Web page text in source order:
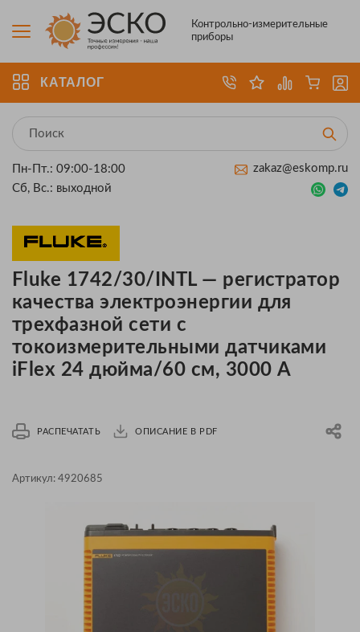
Контрольно-измерительные
приборы
КАТАЛОГ
Пн-Пт.: 09:00-18:00
Сб, Вс.: выходной
zakaz@eskomp.ru
Fluke 1742/30/INTL — регистратор
качества электроэнергии для
трехфазной сети с
токоизмерительными датчиками
iFlex 24 дюйма/60 см, 3000 А
РАСПЕЧАТАТЬ ОПИСАНИЕ В PDF
Артикул: 4920685